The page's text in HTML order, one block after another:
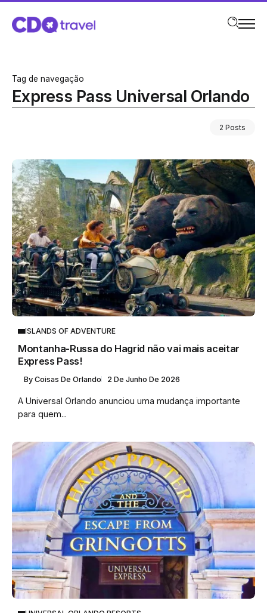
Tag de navegação
Express Pass Universal Orlando
2 Posts
ISLANDS OF ADVENTURE
Montanha-Russa do Hagrid não vai mais aceitar
Express Pass!
By Coisas De Orlando 2 De Junho De 2026
A Universal Orlando anunciou uma mudança importante
para quem...